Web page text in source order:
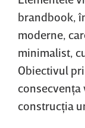
brandbook,
moderne,
minimalist,
Obiectivul
construcţia